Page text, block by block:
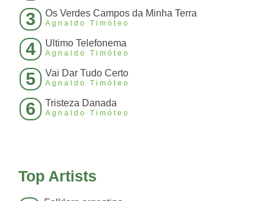
3 Os Verdes Campos da Minha Terra
Agnaldo Timóteo
4 Ultimo Telefonema
Agnaldo Timóteo
5 Vai Dar Tudo Certo
Agnaldo Timóteo
6 Tristeza Danada
Agnaldo Timóteo
Top Artists